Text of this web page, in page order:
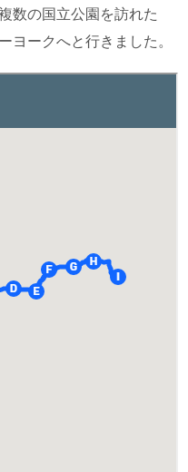
数の国立公園を訪れた
ヨークへと行きました。